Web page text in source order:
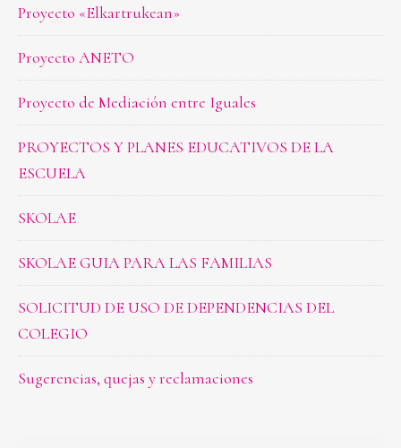
Proyecto «Elkartrukean»
Proyecto ANETO
Proyecto de Mediación entre Iguales
PROYECTOS Y PLANES EDUCATIVOS DE LA
ESCUELA
SKOLAE
SKOLAE GUIA PARA LAS FAMILIAS
SOLICITUD DE USO DE DEPENDENCIAS DEL
COLEGIO
Sugerencias, quejas y reclamaciones